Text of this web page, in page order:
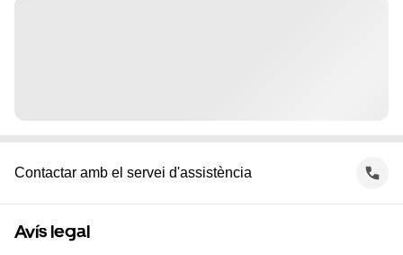
Contactar amb el servei d'assistència
Avís legal